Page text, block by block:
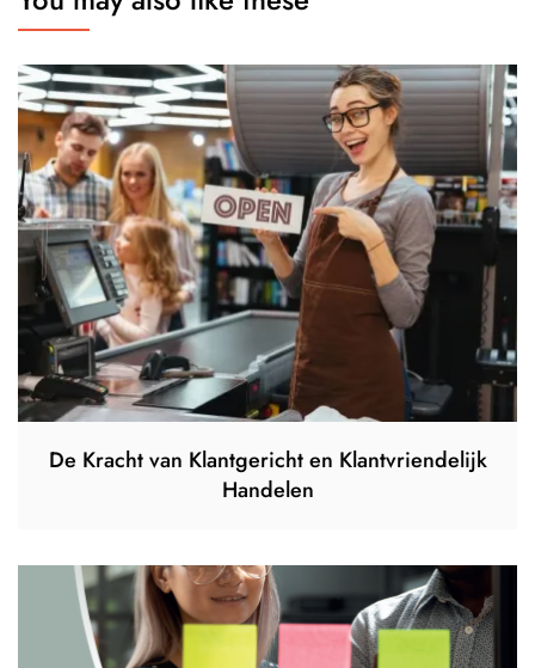
De Kracht van Klantgericht en Klantvriendelijk
Handelen